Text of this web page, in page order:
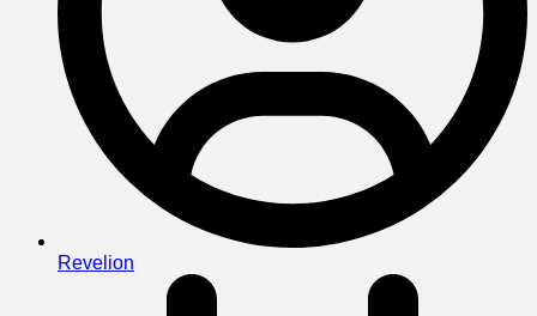
Revelion